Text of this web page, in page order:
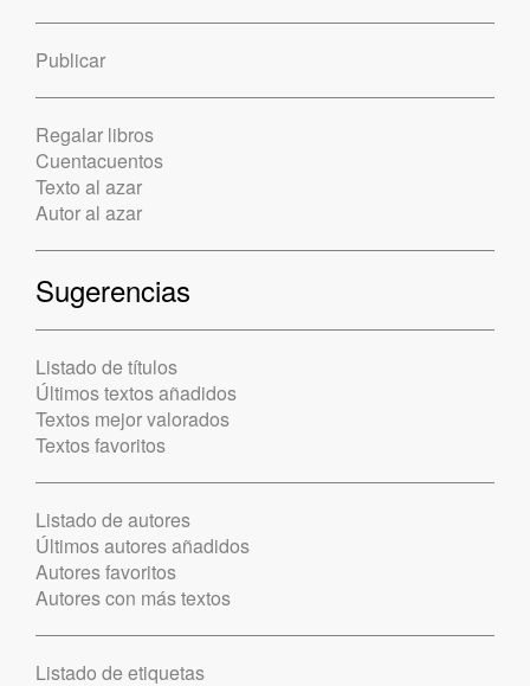
Publicar
Regalar libros
Cuentacuentos
Texto al azar
Autor al azar
Sugerencias
Listado de títulos
Últimos textos añadidos
Textos mejor valorados
Textos favoritos
Listado de autores
Últimos autores añadidos
Autores favoritos
Autores con más textos
Listado de etiquetas